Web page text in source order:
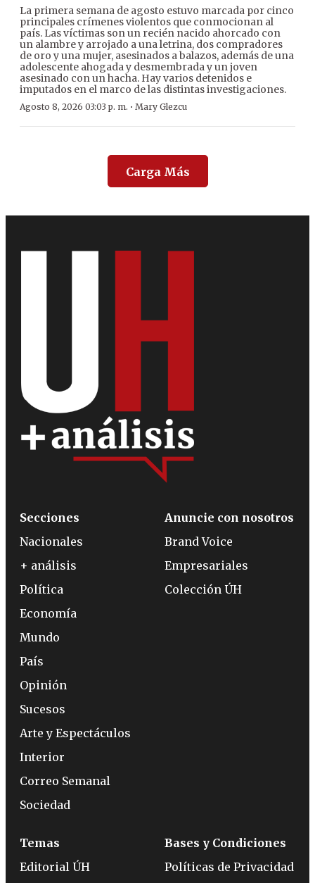
La primera semana de agosto estuvo marcada por cinco
principales crímenes violentos que conmocionan al
país. Las víctimas son un recién nacido ahorcado con
un alambre y arrojado a una letrina, dos compradores
de oro y una mujer, asesinados a balazos, además de una
adolescente ahogada y desmembrada y un joven
asesinado con un hacha. Hay varios detenidos e
imputados en el marco de las distintas investigaciones.
Agosto 8, 2026 03:03 p. m. · Mary Glezcu
Carga Más
Secciones
Nacionales
+ análisis
Política
Economía
Mundo
País
Opinión
Sucesos
Arte y Espectáculos
Interior
Correo Semanal
Sociedad
Anuncie con nosotros
Brand Voice
Empresariales
Colección ÚH
Temas
Editorial ÚH
Bases y Condiciones
Políticas de Privacidad